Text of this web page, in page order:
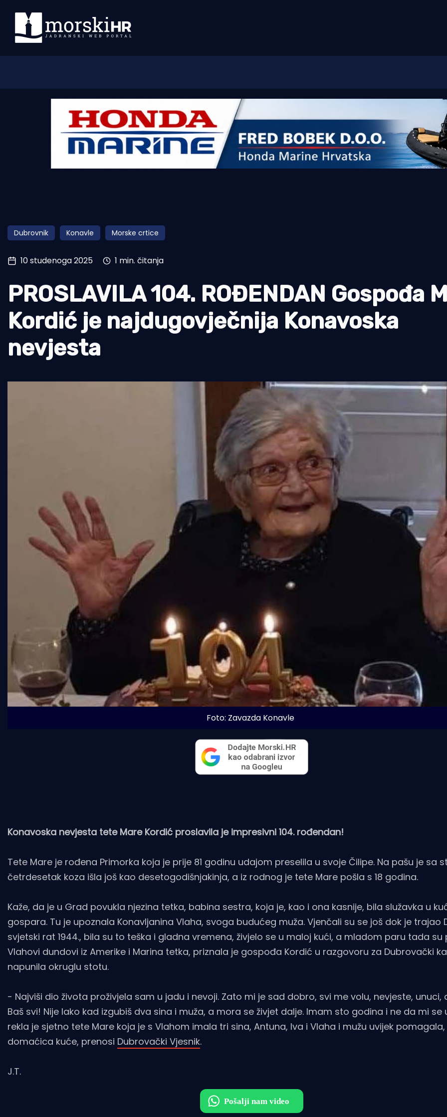
Morski plus
Pomorstvo
Ribolov
Tradicija i kultura
Dubrovnik Konavle Morske crtice
10 studenoga 2025 1 min. čitanja
PROSLAVILA 104. ROĐENDAN Gospođa
Kordić je najdugovječnija Konavoska
nevjesta
Foto: Zavazda Konavle
Konavoska nevjesta tete Mare Kordić proslavila je impresivni 104. rođendan!
Tete Mare je rođena Primorka koja je prije 81 godinu udajom preselila u svoje Čilipe. Na pašu je sa
četrdesetak koza išla još kao desetogodišnjakinja, a iz rodnog je tete Mare pošla s 18 godina.
Kaže, da je u Grad povukla njezina tetka, babina sestra, koja je, kao i ona kasnije, bila služavka u
gospara. Tu je upoznala Konavljanina Vlaha, svoga budućeg muža. Vjenčali su se još dok je trajao
svjetski rat 1944., bila su to teška i gladna vremena, živjelo se u maloj kući, a mladom paru tada
Vlahovi dundovi iz Amerike i Marina tetka, priznala je gospođa Kordić u razgovoru za Dubrovački
napunila okruglu stotu.
- Najviši dio života proživjela sam u jadu i nevoji. Zato mi je sad dobro, svi me volu, nevjeste, unuci,
Baš svi! Nije lako kad izgubiš dva sina i muža, a mora se živjet dalje. Imam sto godina i ne da mi
rekla je sjetno tete Mare koja je s Vlahom imala tri sina, Antuna, Iva i Vlaha i mužu uvijek
domaćica kuće, prenosi Dubrovački Vjesnik.
J.T.